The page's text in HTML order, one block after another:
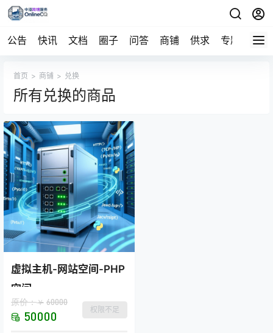
公告 快讯 文档 圈子 问答 商铺 供求 专题 导航
首页 > 商铺 > 兑换
所有兑换的商品
虚拟主机-网站空间-PHP
空间
原价：￥ 60000
50000 权限不足